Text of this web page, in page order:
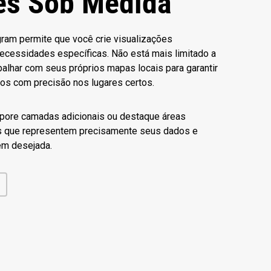
permite que você crie visualizações
específicas. Não está mais limitado a
com seus próprios mapas locais para garantir
com precisão nos lugares certos.
camadas adicionais ou destaque áreas
representem precisamente seus dados e
desejada.